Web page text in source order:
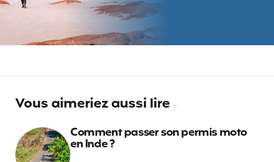
Vous aimeriez aussi lire
Comment passer son permis moto
en Inde ?